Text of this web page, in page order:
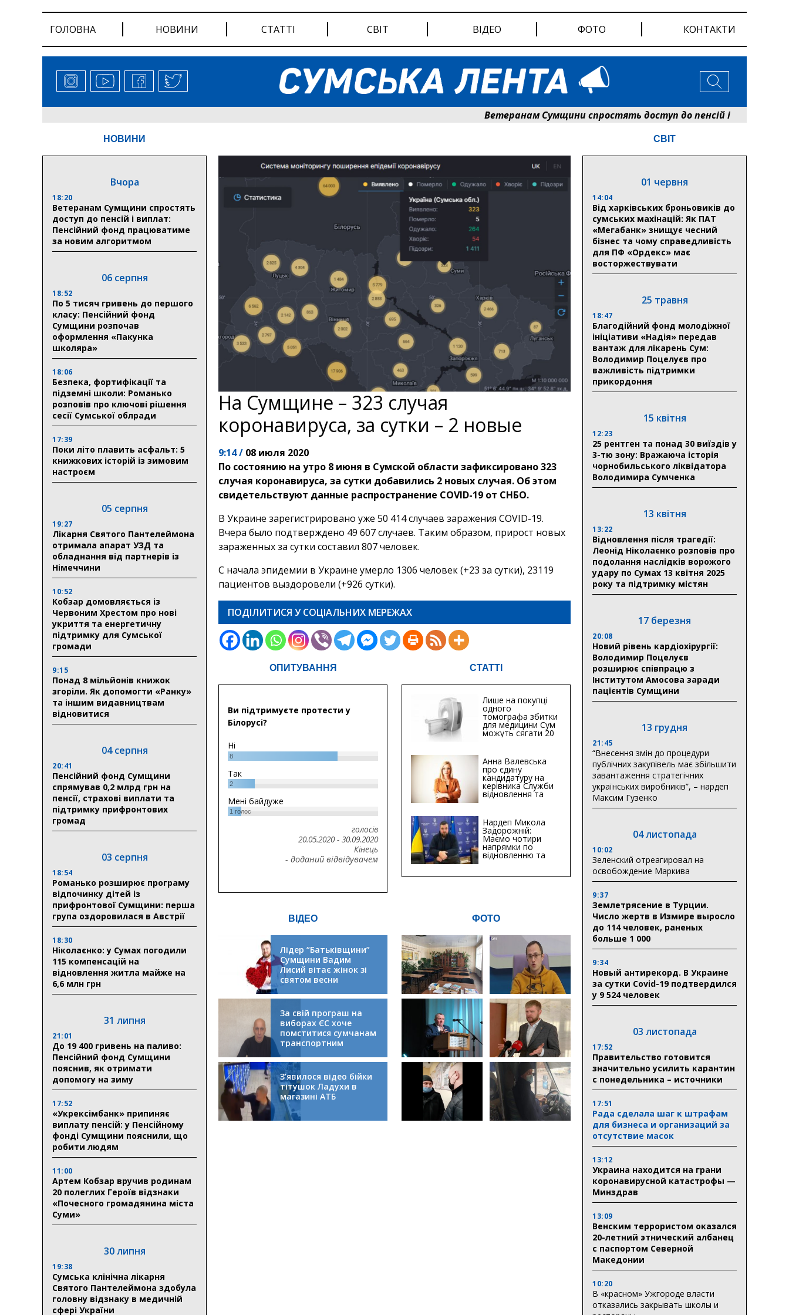
ГОЛОВНА НОВИНИ СТАТТІ СВІТ ВІДЕО ФОТО КОНТАКТИ
Ветеранам Сумщини спростять доступ до пенсій і виплат:
НОВИНИ
Вчора
18:20
Ветеранам Сумщини спростять
доступ до пенсій і виплат:
Пенсійний фонд працюватиме
за новим алгоритмом
06 серпня
18:52
По 5 тисяч гривень до першого
класу: Пенсійний фонд
Сумщини розпочав
оформлення «Пакунка
школяра»
18:06
Безпека, фортифікації та
підземні школи: Романько
розповів про ключові рішення
сесії Сумської облради
17:39
Поки літо плавить асфальт: 5
книжкових історій із зимовим
настроєм
05 серпня
19:27
Лікарня Святого Пантелеймона
отримала апарат УЗД та
обладнання від партнерів із
Німеччини
10:52
Кобзар домовляється із
Червоним Хрестом про нові
укриття та енергетичну
підтримку для Сумської
громади
9:15
Понад 8 мільйонів книжок
згоріли. Як допомогти «Ранку»
та іншим видавництвам
відновитися
04 серпня
20:41
Пенсійний фонд Сумщини
спрямував 0,2 млрд грн на
пенсії, страхові виплати та
підтримку прифронтових
громад
03 серпня
18:54
Романько розширює програму
відпочинку дітей із
прифронтової Сумщини: перша
група оздоровилася в Австрії
18:30
Ніколаєнко: у Сумах погодили
115 компенсацій на
відновлення житла майже на
6,6 млн грн
31 липня
21:01
До 19 400 гривень на паливо:
Пенсійний фонд Сумщини
пояснив, як отримати
допомогу на зиму
17:52
«Укрексімбанк» припиняє
виплату пенсій: у Пенсійному
фонді Сумщини пояснили, що
робити людям
11:00
Артем Кобзар вручив родинам
20 полеглих Героїв відзнаки
«Почесного громадянина міста
Суми»
30 липня
19:38
Сумська клінічна лікарня
Святого Пантелеймона здобула
головну відзнаку в медичній
сфері України
На Сумщине – 323 случая
коронавируса, за сутки – 2 новые
9:14 / 08 июля 2020
По состоянию на утро 8 июня в Сумской области зафиксировано 323
случая коронавируса, за сутки добавились 2 новых случая. Об этом
свидетельствуют данные распространение COVID-19 от СНБО.
В Украине зарегистрировано уже 50 414 случаев заражения COVID-19.
Вчера было подтверждено 49 607 случаев. Таким образом, прирост новых
зараженных за сутки составил 807 человек.
С начала эпидемии в Украине умерло 1306 человек (+23 за сутки), 23119
пациентов выздоровели (+926 сутки).
ПОДІЛИТИСЯ У СОЦІАЛЬНИХ МЕРЕЖАХ
ОПИТУВАННЯ
Ви підтримуєте протести у
Білорусі?
Ні
8
Так
2
Мені байдуже
1голос
голосів
20.05.2020- 30.09.2020
Кінець
- доданий відвідувачем
СТАТТІ
Лише на покупці
одного
томографа збитки
для медицини Сум
можуть сягати 20
Анна Валевська
про єдину
кандидатуру на
керівника Служби
відновлення та
Хіба...
Нардеп Микола
Задорожній:
Маємо чотири
напрямки по
відновленню та
інфраструктури
ВІДЕО
Лідер “Батьківщини”
Сумщини Вадим
Лисий вітає жінок зі
святом весни
За свій програш на
виборах ЄС хоче
помститися сумчанам
транспортним
колапсом
З’явилося відео бійки
тітушок Ладухи в
магазині АТБ
ФОТО
СВІТ
01 червня
14:04
Від харківських броньовиків до
сумських махінацій: Як ПАТ
«Мегабанк» знищує чесний
бізнес та чому справедливість
для ПФ «Ордекс» має
восторжествувати
25 травня
18:47
Благодійний фонд молодіжної
ініціативи «Надія» передав
вантаж для лікарень Сум:
Володимир Поцелуєв про
важливість підтримки
прикордоння
15 квітня
12:23
25 рентген та понад 30 виїздів у
3-тю зону: Вражаюча історія
чорнобильського ліквідатора
Володимира Сумченка
13 квітня
13:22
Відновлення після трагедії:
Леонід Ніколаєнко розповів про
подолання наслідків ворожого
удару по Сумах 13 квітня 2025
року та підтримку містян
17 березня
20:08
Новий рівень кардіохірургії:
Володимир Поцелуєв
розширює співпрацю з
Інститутом Амосова заради
пацієнтів Сумщини
13 грудня
21:45
“Внесення змін до процедури
публічних закупівель має збільшити
завантаження стратегічних
українських виробників”, – нардеп
Максим Гузенко
04 листопада
10:02
Зеленский отреагировал на
освобождение Маркива
9:37
Землетрясение в Турции.
Число жертв в Измире выросло
до 114 человек, раненых
больше 1 000
9:34
Новый антирекорд. В Украине
за сутки Covid-19 подтвердился
у 9 524 человек
03 листопада
17:52
Правительство готовится
значительно усилить карантин
с понедельника – источники
17:51
Рада сделала шаг к штрафам
для бизнеса и организаций за
отсутствие масок
13:12
Украина находится на грани
коронавирусной катастрофы —
Минздрав
13:09
Венским террористом оказался
20-летний этнический албанец
с паспортом Северной
Македонии
10:20
В «красном» Ужгороде власти
отказались закрывать школы и